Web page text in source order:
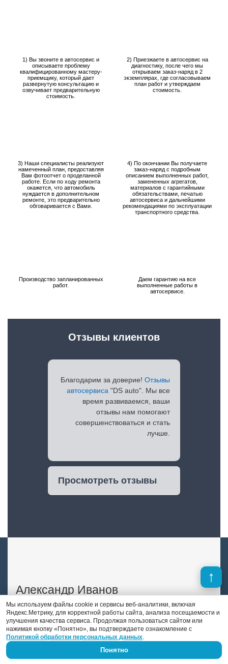
1) Вы звоните в автосервис и
описываете проблему
квалифицированному мастеру-
приемщику, который дает
развернутую консультацию и
озвучивает предварительную
стоимость.
2) Приезжаете в автосервис на
диагностику, после чего мы
открываем заказ-наряд в 2
экземплярах, где согласовываем
план работ и утверждаем
стоимость.
3) Наши специалисты реализуют
намеченный план, предоставляя
Вам фотоотчет о проделанной
работе. Если по ходу ремонта
окажется, что автомобиль
нуждается в дополнительном
ремонте, это предварительно
обговаривается с Вами.
4) По окончании Вы получаете
заказ-наряд с подробным
описанием выполненных работ,
замененных агрегатов,
материалов с гарантийными
обязательствами, печатью
автосервиса и дальнейшими
рекомендациями по эксплуатации
транспортного средства.
Производство запланированных
работ.
Даем гарантию на все
выполненные работы в
автосервисе.
Благодарим за доверие! Отзывы
автосервиса "DS auto". Мы все
время развиваемся, ваши
отзывы нам помогают
совершенствоваться и стать
лучше.
Просмотреть отзывы
Отзывы клиентов
Александр Иванов
Мастер шиномонтажа и специалист по
правке дисков и полировке авто. Его стаж
работы — 9 лет.
Мы используем файлы cookie и сервисы веб-аналитики, включая
Яндекс.Метрику, для корректной работы сайта, анализа посещаемости и
улучшения качества сервиса. Продолжая пользоваться сайтом или
нажимая кнопку «Понятно», вы подтверждаете ознакомление с
Политикой обработки персональных данных.
Понятно